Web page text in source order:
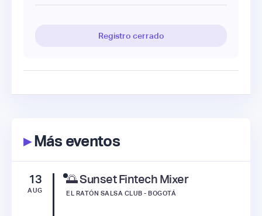
Registro cerrado
▸Más eventos
13
AUG
🌅 Sunset Fintech Mixer
EL RATÓN SALSA CLUB - BOGOTÁ